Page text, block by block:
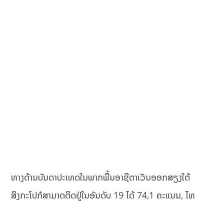
ທາງດ້ານບັນດາປະເທດໃນພາກພື້ນອາຊີຕາເວັນອອກສຽງໃຕ້
ສິງກະໂປກໍສາມາດຕິດຢູ່ໃນອັນດັບ 19 ໄດ້ 74,1 ຄະແນນ, ໄທ